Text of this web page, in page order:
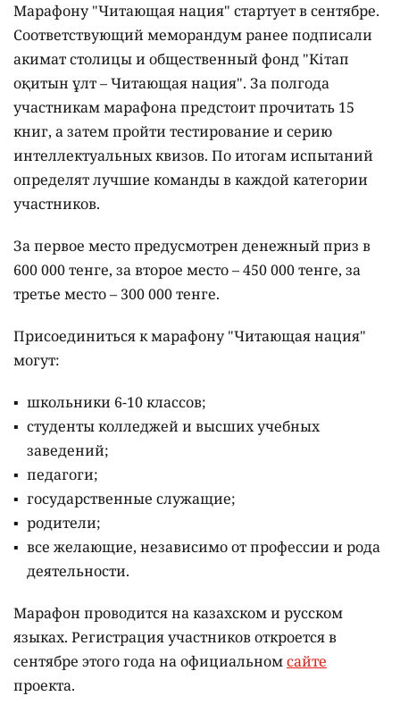
Марафону "Читающая нация" стартует в сентябре.
Соответствующий меморандум ранее подписали
акимат столицы и общественный фонд "Кітап
оқитын ұлт – Читающая нация". За полгода
участникам марафона предстоит прочитать 15
книг, а затем пройти тестирование и серию
интеллектуальных квизов. По итогам испытаний
определят лучшие команды в каждой категории
участников.
За первое место предусмотрен денежный приз в
600 000 тенге, за второе место – 450 000 тенге, за
третье место – 300 000 тенге.
Присоединиться к марафону "Читающая нация"
могут:
школьники 6-10 классов;
студенты колледжей и высших учебных
заведений;
педагоги;
государственные служащие;
родители;
все желающие, независимо от профессии и рода
деятельности.
Марафон проводится на казахском и русском
языках. Регистрация участников откроется в
сентябре этого года на официальномсайте
проекта.